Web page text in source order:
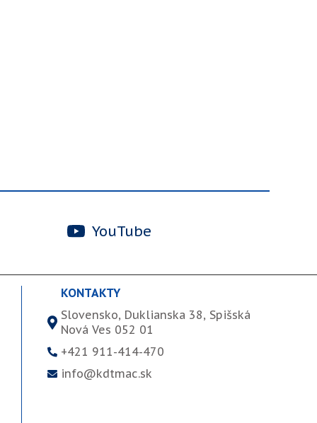
YouTube
KONTAKTY
Slovensko, Duklianska 38, Spišská
Nová Ves 052 01
+421 911-414-470
info@kdtmac.sk